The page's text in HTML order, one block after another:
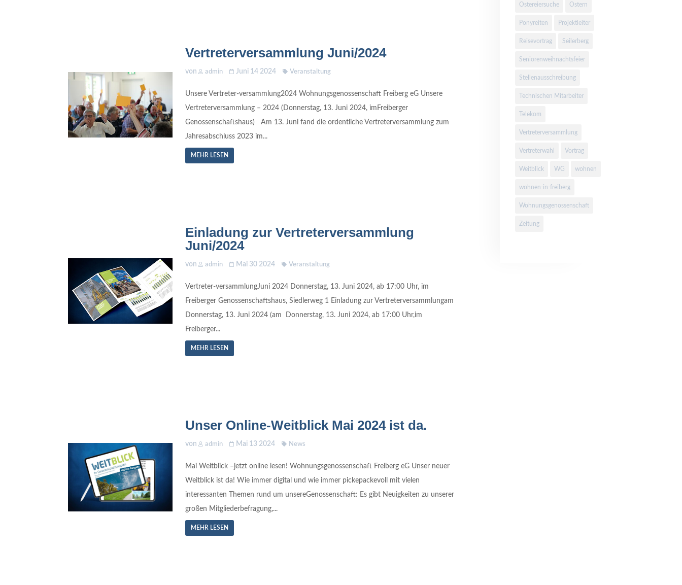
Vertreterversammlung Juni/2024
von admin Juni 14 2024 Veranstaltung
Unsere Vertreter-versammlung2024 Wohnungsgenossenschaft Freiberg eG Unsere
Vertreterversammlung – 2024 (Donnerstag, 13. Juni 2024, imFreiberger
Genossenschaftshaus) Am 13. Juni fand die ordentliche Vertreterversammlung zum
Jahresabschluss 2023 im...
MEHR LESEN
Einladung zur Vertreterversammlung
Juni/2024
von admin Mai 30 2024 Veranstaltung
Vertreter-versammlungJuni 2024 Donnerstag, 13. Juni 2024, ab 17:00 Uhr, im
Freiberger Genossenschaftshaus, Siedlerweg 1 Einladung zur Vertreterversammlungam
Donnerstag, 13. Juni 2024 (am Donnerstag, 13. Juni 2024, ab 17:00 Uhr,im
Freiberger...
MEHR LESEN
Unser Online-Weitblick Mai 2024 ist da.
von admin Mai 13 2024 News
Mai Weitblick –jetzt online lesen! Wohnungsgenossenschaft Freiberg eG Unser neuer
Weitblick ist da! Wie immer digital und wie immer pickepackevoll mit vielen
interessanten Themen rund um unsereGenossenschaft: Es gibt Neuigkeiten zu unserer
großen Mitgliederbefragung,...
MEHR LESEN
Ostereiersuche Ostern
Ponyreiten Projektleiter
Reisevortrag Seilerberg
Seniorenweihnachtsfeier
Stellenausschreibung
Technischen Mitarbeiter
Telekom
Vertreterversammlung
Vertreterwahl Vortrag
Weitblick WG wohnen
wohnen-in-freiberg
Wohnungsgenossenschaft
Zeitung